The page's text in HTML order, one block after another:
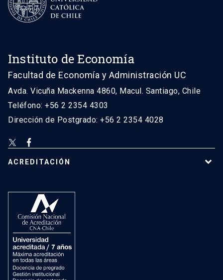
Instituto de Economía
Facultad de Economía y Administración UC
Avda. Vicuña Mackenna 4860, Macul. Santiago, Chile
Teléfono: +56 2 2354 4303
Dirección de Postgrado: +56 2 2354 4028
ACREDITACIÓN